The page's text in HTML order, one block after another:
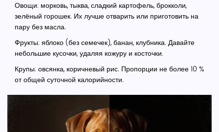
Овощи: морковь, тыква, сладкий картофель, брокколи,
зелёный горошек. Их лучше отварить или приготовить на
пару без масла.
Фрукты: яблоко (без семечек), банан, клубника. Давайте
небольшие кусочки, удаляя кожуру и косточки.
Крупы: овсянка, коричневый рис. Пропорции не более 10 %
от общей суточной калорийности.